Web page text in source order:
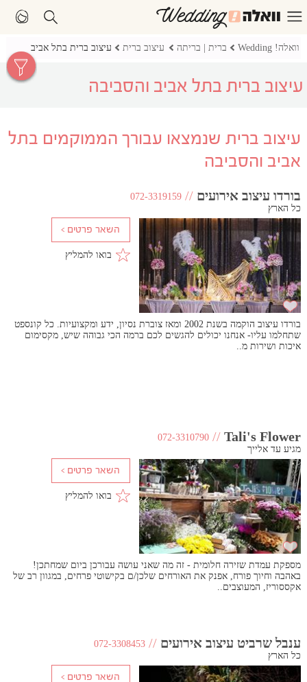
וואלה! Wedding ברית | בריתה עיצוב ברית עיצוב ברית בתל אביב
עיצוב ברית בתל אביב והסביבה
עיצוב ברית שנמצאו עבורך הממוקמים בתל
אביב והסביבה
בורדו עיצוב אירועים //
072-3319159
כל הארץ
בואו להמליץ
בורדו עיצוב הוקמה בשנת 2002 ומאז צוברת נסיון, ידע ומקצועיות. כל קונספט
שתחלמו עליו- אנחנו יכולים להגשים לכם ברמה הכי גבוהה שיש, מקסימום
איכות ושירות מ..
Tali's Flower
//
072-3310790
מגיע עד אלייך
בואו להמליץ
מספקת עמדת שזירה חלומית - זה מה שאני עושה עבורכן ביום שמחתכן!
באהבה וחיוך פורח, אפנק את האורחים שלכן/ם בקישוטי פרחים, במגוון רב של
אקססוריז, המעוצבים..
ענבל שרביט עיצוב אירועים //
072-3308453
כל הארץ